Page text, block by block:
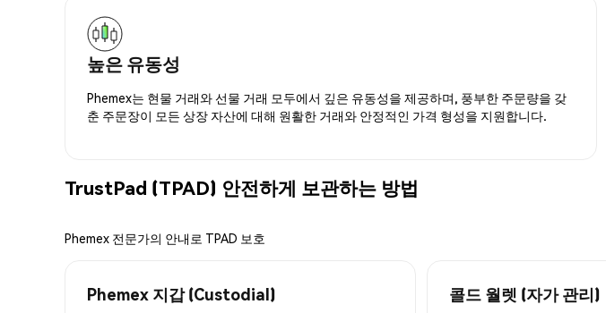
높은 유동성
Phemex는 현물 거래와 선물 거래 모두에서 깊은 유동성을 제공하며, 풍부한 주문량을 갖
춘 주문장이 모든 상장 자산에 대해 원활한 거래와 안정적인 가격 형성을 지원합니다.
TrustPad (TPAD) 안전하게 보관하는 방법
Phemex 전문가의 안내로 TPAD 보호
Phemex 지갑 (Custodial) 콜드 월렛 (자가 관리)